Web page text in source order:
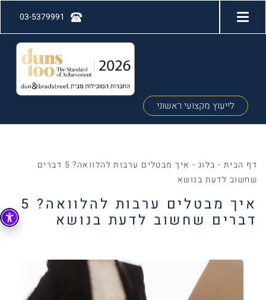
03-5379991
לייעוץ מקצועי ראשוני
דף הבית - בלוג -
איך מבטלים ערבות להלוואה? 5 דברים
שחשוב לדעת בנושא
איך מבטלים ערבות להלוואה? 5
דברים שחשוב לדעת בנושא